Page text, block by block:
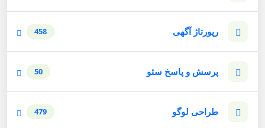
رپورتاژ آگهی 458
پرسش و پاسخ سئو 50
طراحی لوگو 479